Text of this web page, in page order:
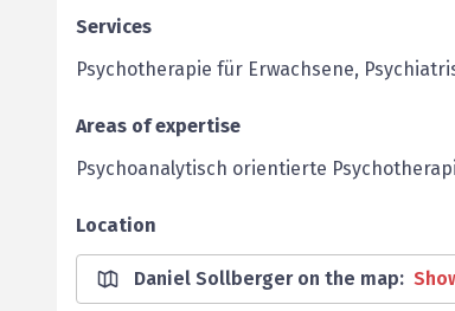
Services
Psychotherapie für Erwachsene,
Areas of expertise
Psychoanalytisch orientierte
Location
Daniel Sollberger on the map: